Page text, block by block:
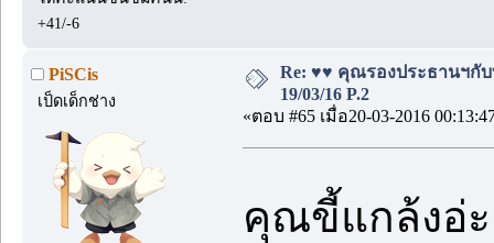
+41/-6
PiSCis
เป็ดเด็กช่าง
Re: ♥♥ คุณรองประธานฯกั
19/03/16 P.2
«ตอบ #65 เมื่อ20-03-2016
คุณขี้แกล้งอ่